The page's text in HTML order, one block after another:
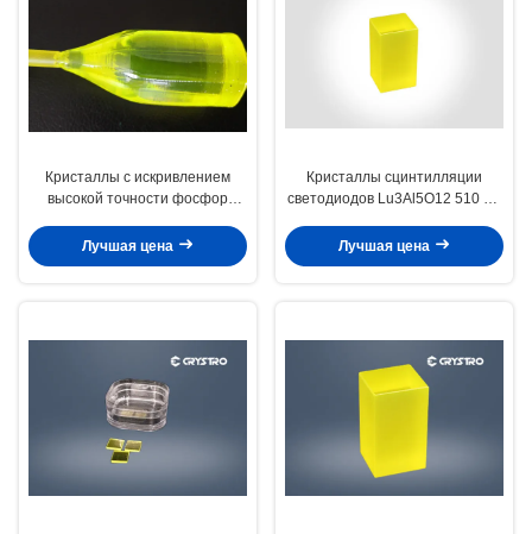
Кристаллы с искривлением
высокой точности фосфор
световой отдачей
Лучшая цена
Кристаллы сцинтилляции
светодиодов Lu3Al5O12 510 мм
распада
Лучшая цена